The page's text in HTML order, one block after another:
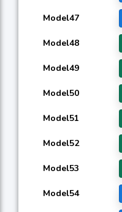
Model47
Model48
Model49
Model50
Model51
Model52
Model53
Model54